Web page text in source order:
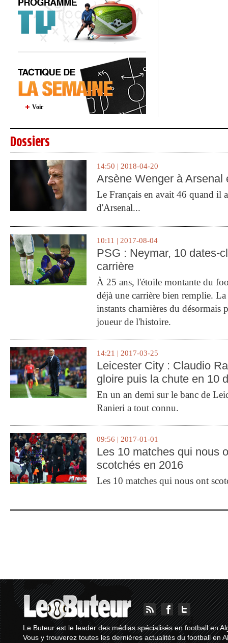
Voir
Dossiers
14:50 | 2018-04-20
Arsène Wenger à Arsenal
Le Français en avait 46 quand il
d'Arsenal...
10:11 | 2017-08-04
PSG : Neymar, 10 dates-
carrière
À 25 ans, l'étoile montante du
déjà une carrière bien remplie.
instants charnières du désormais
joueur de l'histoire.
14:21 | 2017-03-25
Leicester City : Claudio
gloire puis la chute en 10
En un an demi sur le banc de
Ranieri a tout connu.
09:56 | 2017-01-01
Les 10 matches qui nous
scotchés en 2016
Les 10 matches qui nous ont
Le Buteur est le leader des médias spécialisés en football en
Vous y trouverez toutes les dernières actualités du football en